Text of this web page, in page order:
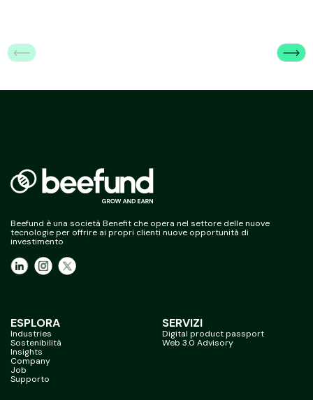
Beefund è una società Benefit che opera nel settore delle nuove
tecnologie per offrire ai propri clienti nuove opportunità di
investimento
ESPLORA
Industries
Sostenibilità
Insights
Company
Job
Supporto
SERVIZI
Digital product passport
Web 3.0 Advisory